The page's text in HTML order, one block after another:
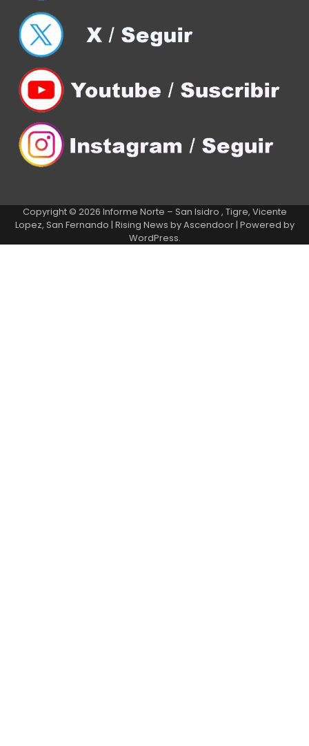
Copyright © 2026 Informe Norte – San Isidro , Tigre, Vicente
Lopez, San Fernando | Rising News byAscendoor| Powered by
WordPress.